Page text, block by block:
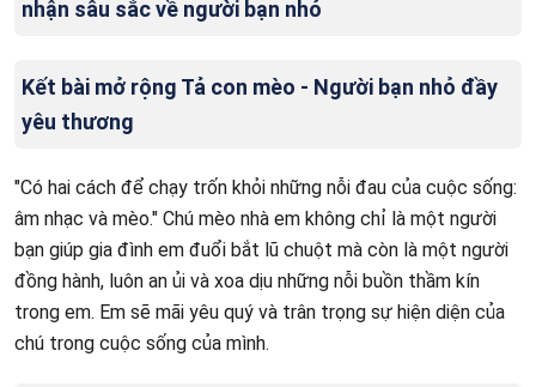
nhận sâu sắc về người bạn nhỏ
Kết bài mở rộng Tả con mèo - Người bạn nhỏ đầy
yêu thương
"Có hai cách để chạy trốn khỏi những nỗi đau của cuộc sống:
âm nhạc và mèo." Chú mèo nhà em không chỉ là một người
bạn giúp gia đình em đuổi bắt lũ chuột mà còn là một người
đồng hành, luôn an ủi và xoa dịu những nỗi buồn thầm kín
trong em. Em sẽ mãi yêu quý và trân trọng sự hiện diện của
chú trong cuộc sống của mình.